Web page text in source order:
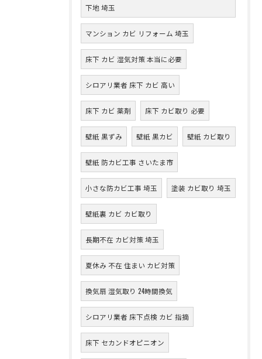
下地 埼玉
マンション カビ リフォーム 埼玉
床下 カビ 湿気対策 本当に必要
シロアリ業者 床下 カビ 高い
床下 カビ 薬剤 床下 カビ取り 必要
壁紙 黒ずみ 壁紙 黒カビ 壁紙 カビ取り
壁紙 防カビ工事 さいたま市
小さな防カビ工事 埼玉 塗装 カビ取り 埼玉
壁紙裏 カビ カビ取り
長期不在 カビ対策 埼玉
夏休み 不在 住まい カビ対策
換気扇 湿気取り 24時間換気
シロアリ業者 床下点検 カビ 指摘
床下 セカンドオピニオン